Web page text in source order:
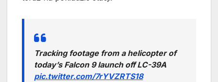
Tracking footage from a helicopter of
today’s Falcon 9 launch off LC-39A
pic.twitter.com/7rYVZRTS18